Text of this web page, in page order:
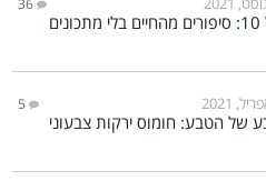
36
5
של הטבע: חומוס ירקות צבעוני